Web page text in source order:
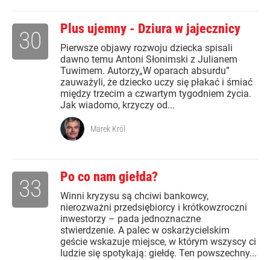
Plus ujemny - Dziura w jajecznicy
Pierwsze objawy rozwoju dziecka spisali
dawno temu Antoni Słonimski z Julianem
Tuwimem. Autorzy„W oparach absurdu”
zauważyli, że dziecko uczy się płakać i śmiać
między trzecim a czwartym tygodniem życia.
Jak wiadomo, krzyczy od...
30
Marek Król
Po co nam giełda?
Winni kryzysu są chciwi bankowcy,
nierozważni przedsiębiorcy i krótkowzroczni
inwestorzy – pada jednoznaczne
stwierdzenie. A palec w oskarżycielskim
geście wskazuje miejsce, w którym wszyscy ci
ludzie się spotykają: giełdę. Ten powszechny...
33